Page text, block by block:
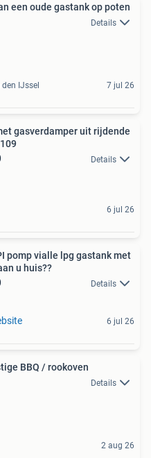
een oude gastank op poten
Details
IJssel 7 jul 26
gasverdamper uit rijdende
Details
6 jul 26
pomp vialle lpg gastank met
u huis??
Details
6 jul 26
BBQ / rookoven
Details
2 aug 26